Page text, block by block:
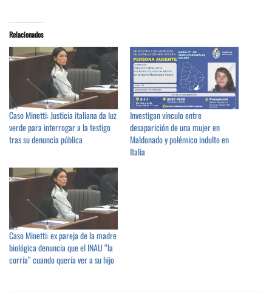
Relacionados
Caso Minetti: Justicia italiana da luz
verde para interrogar a la testigo
tras su denuncia pública
Investigan vínculo entre
desaparición de una mujer en
Maldonado y polémico indulto en
Italia
Caso Minetti: ex pareja de la madre
biológica denuncia que el INAU “la
corría” cuando quería ver a su hijo